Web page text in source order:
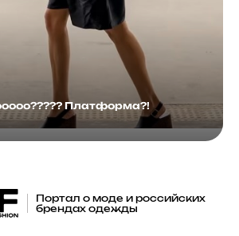
Платформа?!
Портал о моде и российских
брендах одежды